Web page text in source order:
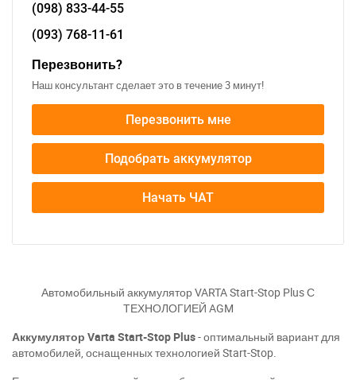
(098) 833-44-55
(093) 768-11-61
Перезвонить?
Наш консультант сделает это в течение 3 минут!
Перезвонить мне
Подобрать аккумулятор
Начать ЧАТ
Автомобильный аккумулятор VARTA Start-Stop Plus С
ТЕХНОЛОГИЕЙ AGM
Аккумулятор Varta Start-Stop Plus- оптимальный вариант для
автомобилей, оснащенных технологией Start-Stop.